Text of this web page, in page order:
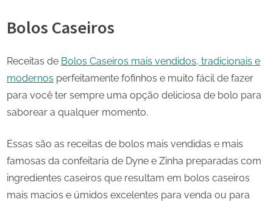
Bolos Caseiros
Receitas de Bolos Caseiros mais vendidos, tradicionais e
modernos perfeitamente fofinhos e muito fácil de fazer
para você ter sempre uma opção deliciosa de bolo para
saborear a qualquer momento.
Essas são as receitas de bolos mais vendidas e mais
famosas da confeitaria de Dyne e Zinha preparadas com
ingredientes caseiros que resultam em bolos caseiros
mais macios e úmidos excelentes para venda ou para